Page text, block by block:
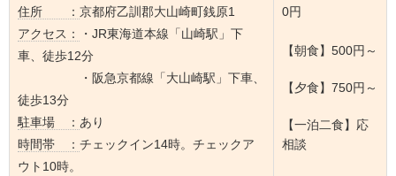
住所 ： 京都府乙訓郡大山崎町銭原1
アクセス：
・JR東海道本線「山崎駅」下
車、徒歩12分
・阪急京都線「大山崎駅」下車、
徒歩13分
駐車場 ： あり
時間帯 ： チェックイン14時。チェックア
ウト10時。
0円
【朝食】500円～
【夕食】750円～
【一泊二食】応
相談